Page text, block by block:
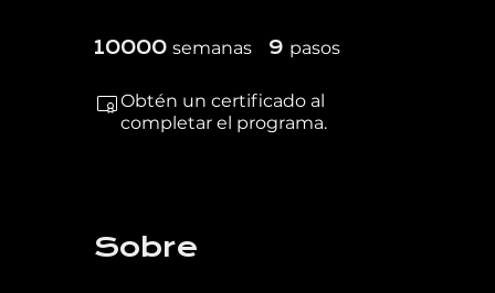
10000 semanas 10000 semanas
9 pasos
Obtén un certificado al
completar el programa.
Sobre